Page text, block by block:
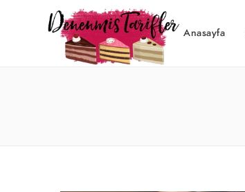
Anasayfa